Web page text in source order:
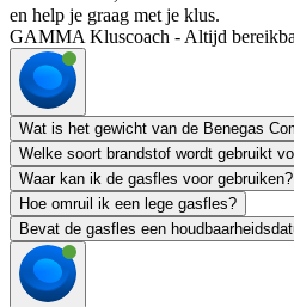
en help je graag met je klus.
GAMMA Kluscoach - Altijd
Wat is het gewicht van de Benegas
Welke soort brandstof wordt gebruikt
Waar kan ik de gasfles voor gebruiken?
Hoe omruil ik een lege gasfles?
Bevat de gasfles een